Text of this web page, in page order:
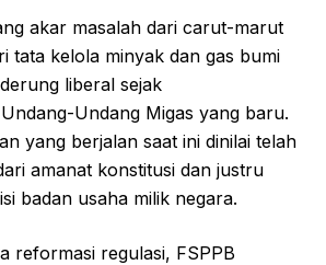
akar masalah dari carut-marut
tata kelola minyak dan gas bumi
liberal sejak
Undang Migas yang baru.
yang berjalan saat ini dinilai telah
amanat konstitusi dan justru
badan usaha milik negara.
reformasi regulasi, FSPPB